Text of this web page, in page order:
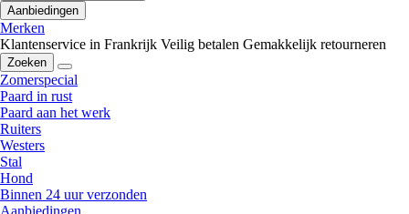
Aanbiedingen
Merken
Klantenservice in Frankrijk Veilig betalen Gemakkelijk retourneren
Zoeken
Zomerspecial
Paard in rust
Paard aan het werk
Ruiters
Westers
Stal
Hond
Binnen 24 uur verzonden